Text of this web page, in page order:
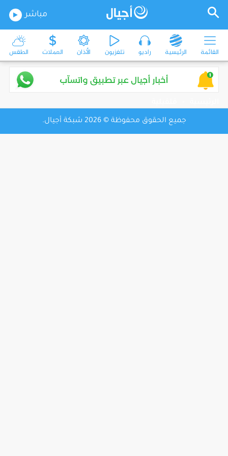
مباشر
القائمة الرئيسية راديو تلفزيون الأذان العملات الطقس
جميع الحقوق محفوظة © 2026 شبكة أجيال.